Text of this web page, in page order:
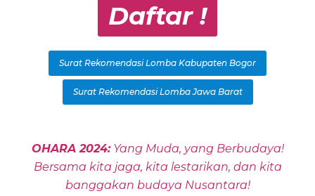
Daftar !
Surat Rekomendasi Lomba Kabupaten Bogor
Surat Rekomendasi Lomba Jawa Barat
OHARA 2024:Yang Muda, yang Berbudaya!
Bersama kita jaga, kita lestarikan, dan kita
banggakan budaya Nusantara!